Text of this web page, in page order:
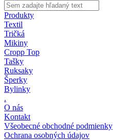
Produkty
Textil
Tričká
Mikiny
Cropp Top
Tašky
Ruksaky
Šperky
Bylinky
.
O nás
Kontakt
Všeobecné obchodné podmienky
Ochrana osobných údajov